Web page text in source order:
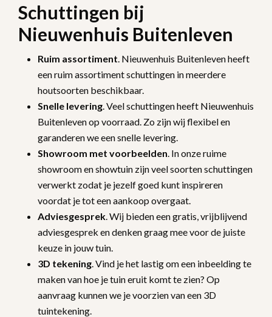
Schuttingen bij
Nieuwenhuis Buitenleven
Ruim assortiment . Nieuwenhuis Buitenleven heeft
een ruim assortiment schuttingen in meerdere
houtsoorten beschikbaar.
Snelle levering . Veel schuttingen heeft Nieuwenhuis
Buitenleven op voorraad. Zo zijn wij flexibel en
garanderen we een snelle levering.
Showroom met voorbeelden . In onze ruime
showroom en showtuin zijn veel soorten schuttingen
verwerkt zodat je jezelf goed kunt inspireren
voordat je tot een aankoop overgaat.
Adviesgesprek . Wij bieden een gratis, vrijblijvend
adviesgesprek en denken graag mee voor de juiste
keuze in jouw tuin.
3D tekening . Vind je het lastig om een inbeelding te
maken van hoe je tuin eruit komt te zien? Op
aanvraag kunnen we je voorzien van een 3D
tuintekening.